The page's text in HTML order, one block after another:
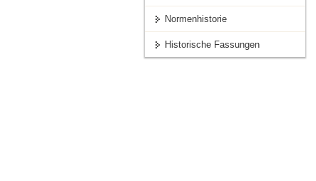
Normenhistorie
Historische Fassungen